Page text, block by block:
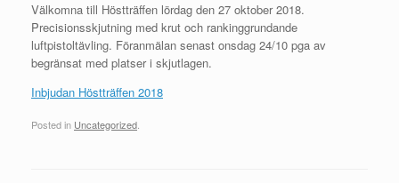
Välkomna till Höstträffen lördag den 27 oktober 2018.
Precisionsskjutning med krut och rankinggrundande
luftpistoltävling. Föranmälan senast onsdag 24/10 pga av
begränsat med platser i skjutlagen.
Inbjudan Höstträffen 2018
Posted in Uncategorized